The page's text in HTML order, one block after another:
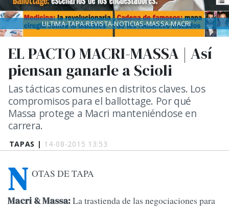
TAPAS | 14-08-2015 13:53
EL PACTO MACRI-MASSA | Así
piensan ganarle a Scioli
Las tácticas comunes en distritos claves. Los
compromisos para el ballottage. Por qué
Massa protege a Macri manteniéndose en
carrera.
ULTIMA-TAPA-REVISTA-NOTICIAS-MASSA-MACRI
N OTAS DE TAPA
Macri & Massa:La trastienda de las negociaciones para